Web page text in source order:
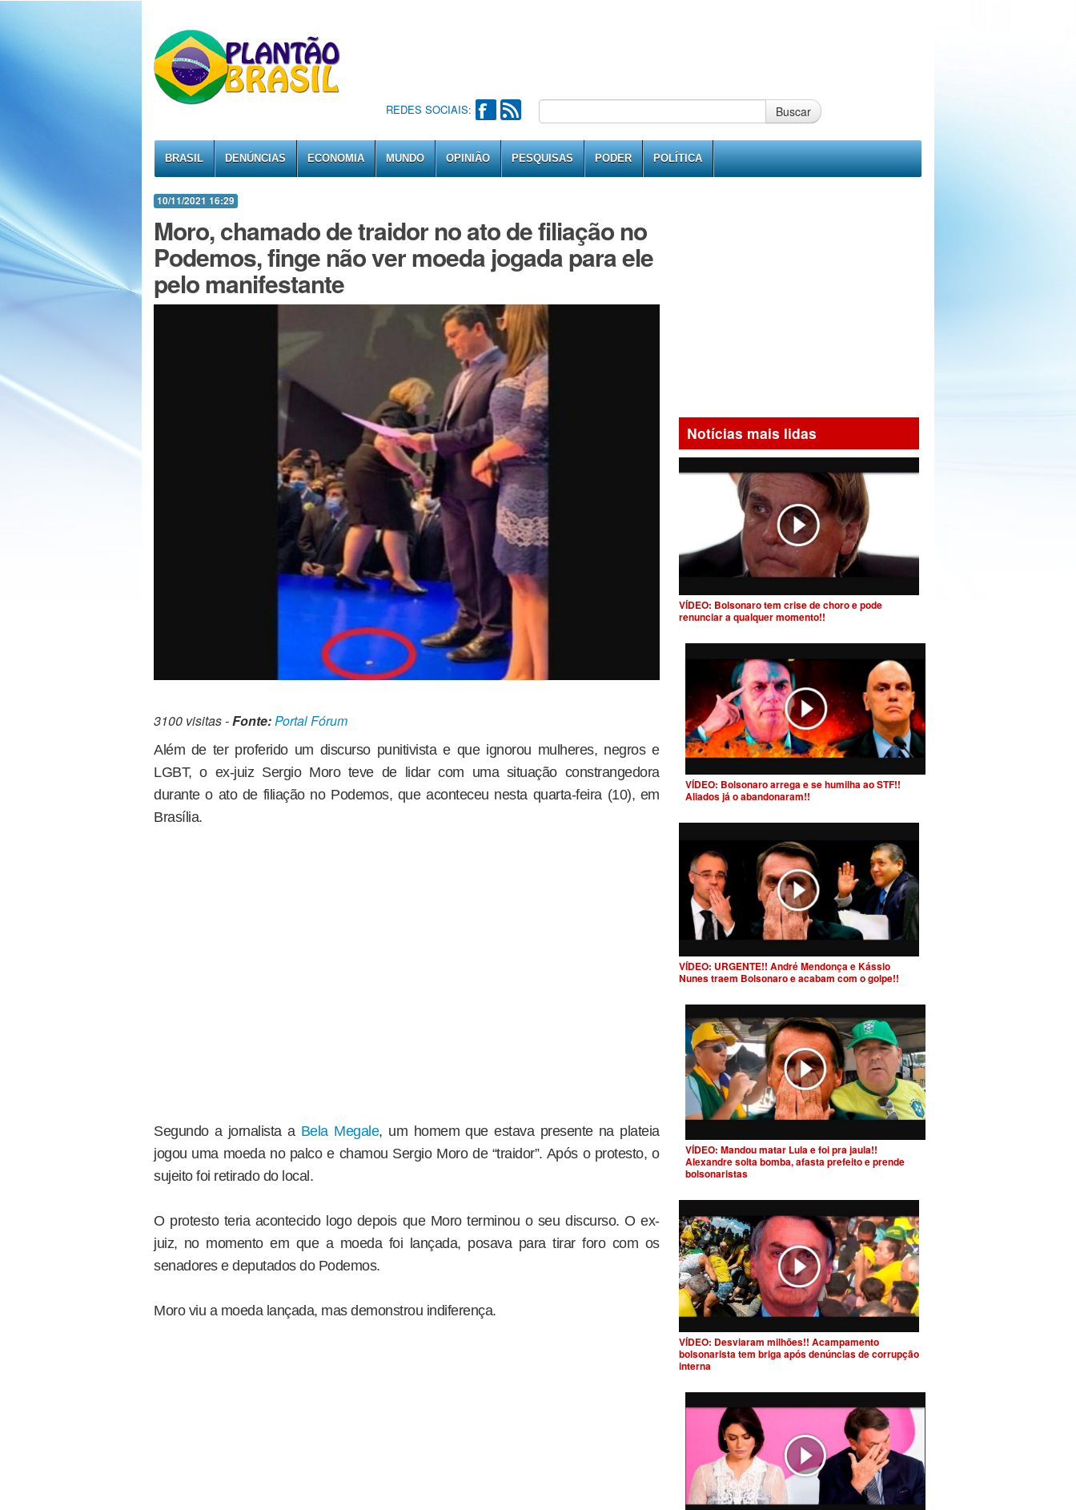
REDES SOCIAIS: Buscar
BRASIL DENÚNCIAS ECONOMIA MUNDO OPINIÃO PESQUISAS PODER POLÍTICA
10/11/2021 16:29
Moro, chamado de traidor no ato de filiação no
Podemos, finge não ver moeda jogada para ele
pelo manifestante
3100 visitas -Fonte:Portal Fórum
Além de ter proferido um discurso punitivista e que ignorou mulheres, negros e
LGBT, o ex-juiz Sergio Moro teve de lidar com uma situação constrangedora
durante o ato de filiação no Podemos, que aconteceu nesta quarta-feira (10), em
Brasília.
Segundo a jornalista a Bela Megale, um homem que estava presente na plateia
jogou uma moeda no palco e chamou Sergio Moro de “traidor”. Após o protesto, o
sujeito foi retirado do local.
O protesto teria acontecido logo depois que Moro terminou o seu discurso. O ex-
juiz, no momento em que a moeda foi lançada, posava para tirar foro com os
senadores e deputados do Podemos.
Moro viu a moeda lançada, mas demonstrou indiferença.
Notícias mais lidas
VÍDEO: Bolsonaro tem crise de choro e pode
renunciar a qualquer momento!!
VÍDEO: Bolsonaro arrega e se humilha ao STF!!
Aliados já o abandonaram!!
VÍDEO: URGENTE!! André Mendonça e Kássio
Nunes traem Bolsonaro e acabam com o golpe!!
VÍDEO: Mandou matar Lula e foi pra jaula!!
Alexandre solta bomba, afasta prefeito e prende
bolsonaristas
VÍDEO: Desviaram milhões!! Acampamento
bolsonarista tem briga após denúncias de corrupção
interna